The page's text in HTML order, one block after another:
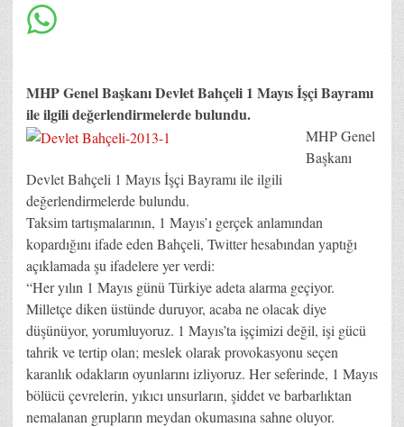
MHP Genel Başkanı Devlet Bahçeli 1 Mayıs İşçi Bayramı
ile ilgili değerlendirmelerde bulundu.
MHP Genel
Başkanı
Devlet Bahçeli 1 Mayıs İşçi Bayramı ile ilgili
değerlendirmelerde bulundu.
Taksim tartışmalarının, 1 Mayıs’ı gerçek anlamından
kopardığını ifade eden Bahçeli, Twitter hesabından yaptığı
açıklamada şu ifadelere yer verdi:
“Her yılın 1 Mayıs günü Türkiye adeta alarma geçiyor.
Milletçe diken üstünde duruyor, acaba ne olacak diye
düşünüyor, yorumluyoruz. 1 Mayıs’ta işçimizi değil, işi gücü
tahrik ve tertip olan; meslek olarak provokasyonu seçen
karanlık odakların oyunlarını izliyoruz. Her seferinde, 1 Mayıs
bölücü çevrelerin, yıkıcı unsurların, şiddet ve barbarlıktan
nemalanan grupların meydan okumasına sahne oluyor.